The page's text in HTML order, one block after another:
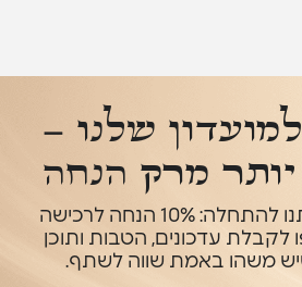
שלנו –
יותר מרק הנחה
מתנה קטנה מאיתנו להתחלה: 10% הנחה לרכישה
עדכונים, הטבות ותוכן
משהו באמת שווה לשתף.